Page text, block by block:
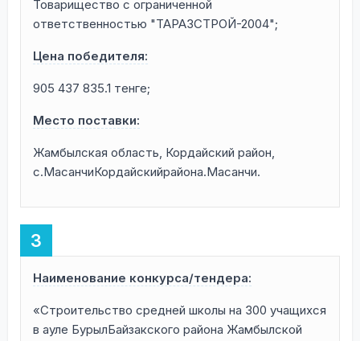
Товарищество с ограниченной
ответственностью "ТАРАЗСТРОЙ-2004";
Цена победителя:
905 437 835.1 тенге;
Место поставки:
Жамбылская область, Кордайский район,
с.МасанчиКордайскийрайона.Масанчи.
Наименование конкурса/тендера:
«Строительство средней школы на 300 учащихся
в ауле БурылБайзакского района Жамбылской